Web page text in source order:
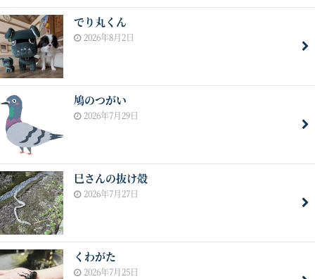
でり丸くん
2026年8月2日
鳩のつがい
2026年7月29日
巳さんの抜け殻
2026年7月27日
くわがた
2026年7月25日